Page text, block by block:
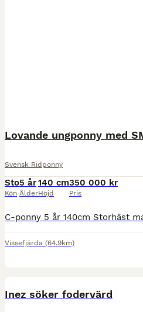
Lovande ungponny med
Svensk Ridponny
Sto
Kön
5 år
Ålder
140 cm
Höjd
350 000 kr
Pris
Vissefjärda (64.9km)
Inez söker fodervärd